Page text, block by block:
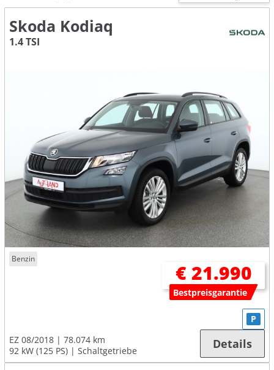
Skoda Kodiaq
1.4 TSI
Benzin
€ 21.990
Bestpreisgarantie
EZ 08/2018
78.074 km
92 kW (125 PS)
Schaltgetriebe
P
Details